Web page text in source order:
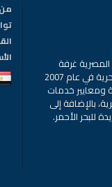
غرفة
سياحة الغوص والأنشطة البحرية في عام 2007
خدمات
بالإضافة إلى
للبحر الأحمر.